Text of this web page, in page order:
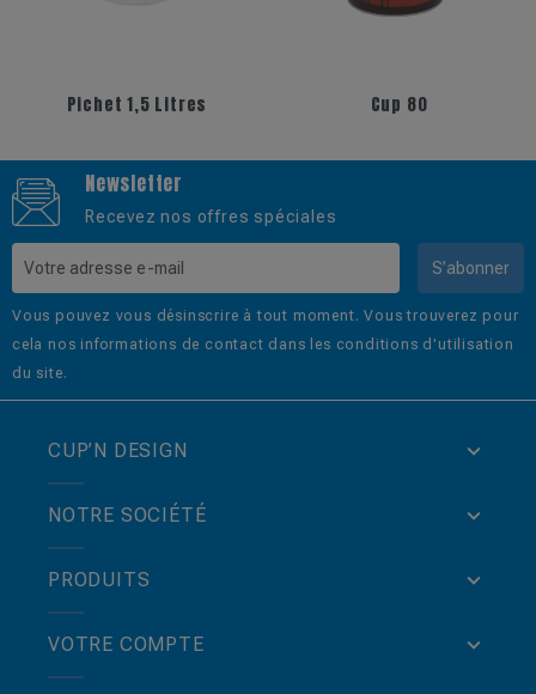
Pichet 1,5 Litres Cup 80
Newsletter
Recevez nos offres spéciales
S’abonner
Vous pouvez vous désinscrire à tout moment. Vous trouverez pour
cela nos informations de contact dans les conditions d'utilisation
du site.
CUP’N DESIGN
NOTRE SOCIÉTÉ
PRODUITS
VOTRE COMPTE